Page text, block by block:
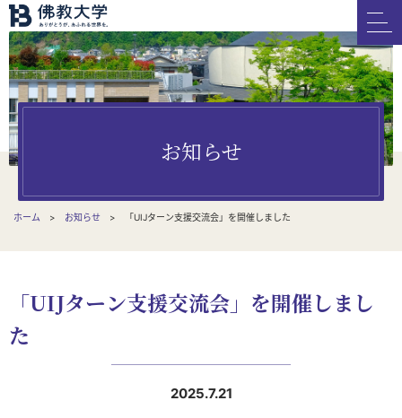
お知らせ
ホーム お知らせ 「UIJターン支援交流会」を開催しました
「UIJターン支援交流会」を開催しまし
た
2025.7.21